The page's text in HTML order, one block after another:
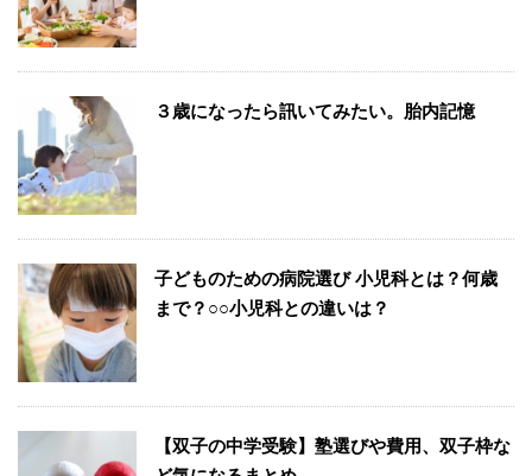
３歳になったら訊いてみたい。胎内記憶
子どものための病院選び 小児科とは？何歳
まで？○○小児科との違いは？
【双子の中学受験】塾選びや費用、双子枠な